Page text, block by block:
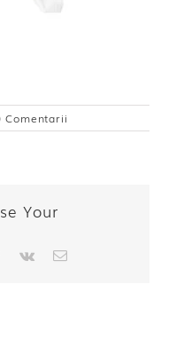
Comentarii
Your
Pinterest
Vk
E-